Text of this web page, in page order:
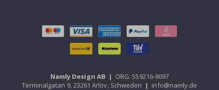
Namly Design AB | ORG: 559216-9097
Terminalgatan 9, 23261 Arlöv, Schweden | info@namly.de